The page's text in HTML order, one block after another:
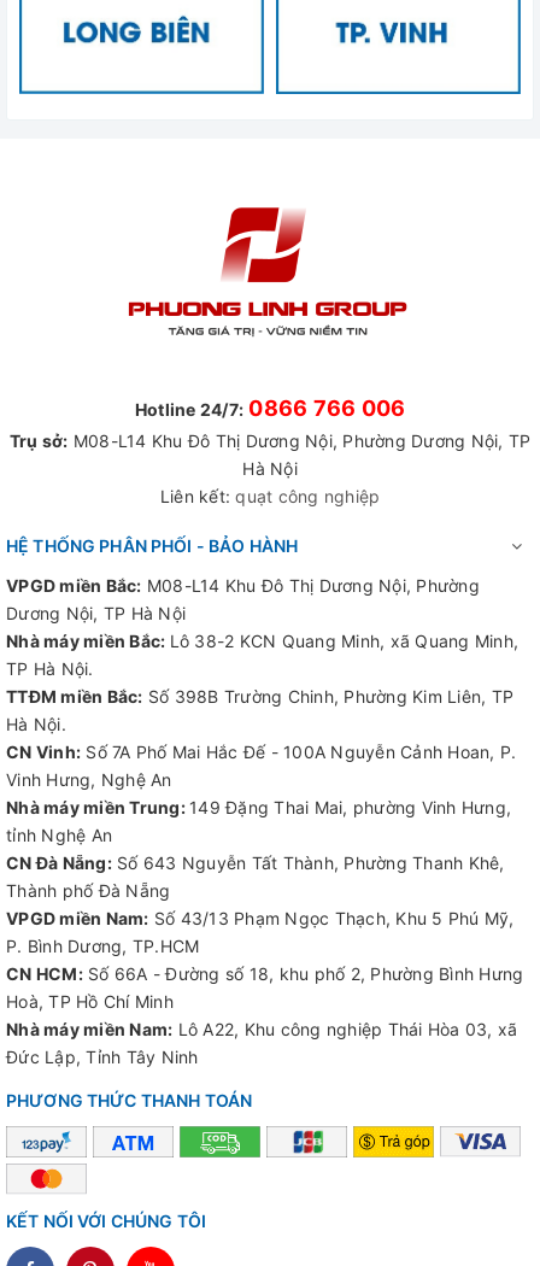
A: Tiêu chuẩn IPX4 - Chống nước bắn từ mọi hướng
Vui lòng liên hệ tới hotline 1800 9433 để Phương Linh tư vấn
Hotline 24/7: 0866 766 006
Trụ sở: M08-L14 Khu Đô Thị Dương Nội, Phường Dương Nội, TP
Hà Nội
Liên kết:quạt công nghiệp
HỆ THỐNG PHÂN PHỐI - BẢO HÀNH
VPGD miền Bắc: M08-L14 Khu Đô Thị Dương Nội, Phường
Dương Nội, TP Hà Nội
Nhà máy miền Bắc: Lô 38-2 KCN Quang Minh, xã Quang Minh,
TP Hà Nội.
TTĐM miền Bắc: Số 398B Trường Chinh, Phường Kim Liên, TP
Hà Nội.
CN Vinh: Số 7A Phố Mai Hắc Đế - 100A Nguyễn Cảnh Hoan, P.
Vinh Hưng, Nghệ An
Nhà máy miền Trung: 149 Đặng Thai Mai, phường Vinh Hưng,
tỉnh Nghệ An
CN Đà Nẵng:Số 643 Nguyễn Tất Thành, Phường Thanh Khê,
Thành phố Đà Nẵng
VPGD miền Nam: Số 43/13 Phạm Ngọc Thạch, Khu 5 Phú Mỹ,
P. Bình Dương, TP.HCM
CN HCM:Số 66A - Đường số 18, khu phố 2, Phường Bình Hưng
Hoà, TP Hồ Chí Minh
Nhà máy miền Nam: Lô A22, Khu công nghiệp Thái Hòa 03, xã
Đức Lập, Tỉnh Tây Ninh
PHƯƠNG THỨC THANH TOÁN
KẾT NỐI VỚI CHÚNG TÔI